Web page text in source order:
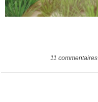
11 commentaires